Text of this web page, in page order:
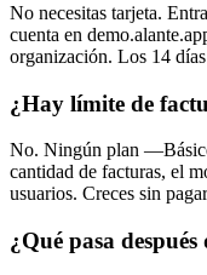
No necesitas tarjeta.
cuenta en
organización. Los 14
¿Hay límite de
No. Ningún plan
cantidad de facturas, el
usuarios. Creces sin
¿Qué pasa